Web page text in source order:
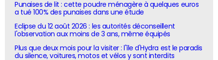
Punaises de lit : cette poudre ménagère à quelques euros
a tué 100% des punaises dans une étude
Eclipse du 12 août 2026 : les autorités déconseillent
l'observation aux moins de 3 ans, même équipés
Plus que deux mois pour la visiter : l'île d'Hydra est le paradis
du silence, voitures, motos et vélos y sont interdits